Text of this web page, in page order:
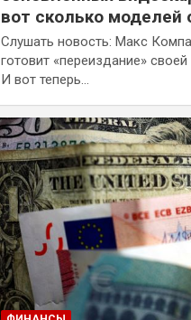
вот сколько моделей
Слушать новость: Макс
готовит «переиздание»
И вот теперь…